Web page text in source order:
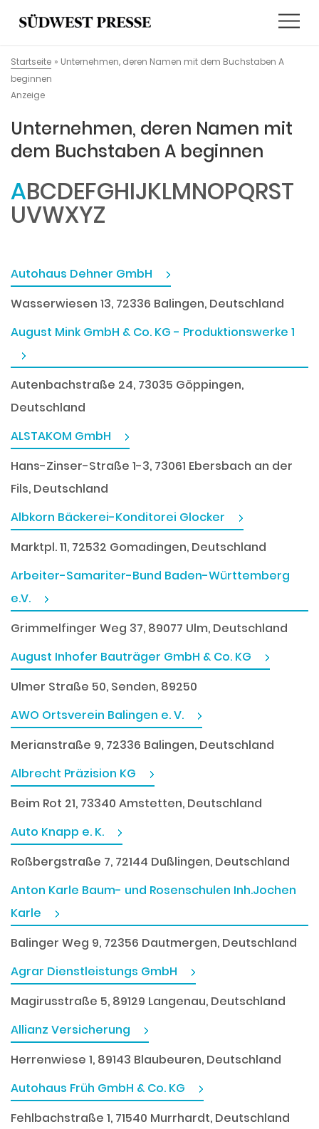
Startseite » Unternehmen, deren Namen mit dem Buchstaben A
beginnen
Anzeige
Unternehmen, deren Namen mit
dem Buchstaben A beginnen
ABCDEFGHIJKLMNOPQRST
UVWXYZ
Autohaus Dehner GmbH
Wasserwiesen 13, 72336 Balingen, Deutschland
August Mink GmbH & Co. KG - Produktionswerke 1
Autenbachstraße 24, 73035 Göppingen,
Deutschland
ALSTAKOM GmbH
Hans-Zinser-Straße 1-3, 73061 Ebersbach an der
Fils, Deutschland
Albkorn Bäckerei-Konditorei Glocker
Marktpl. 11, 72532 Gomadingen, Deutschland
Arbeiter-Samariter-Bund Baden-Württemberg
e.V.
Grimmelfinger Weg 37, 89077 Ulm, Deutschland
August Inhofer Bauträger GmbH & Co. KG
Ulmer Straße 50, Senden, 89250
AWO Ortsverein Balingen e. V.
Merianstraße 9, 72336 Balingen, Deutschland
Albrecht Präzision KG
Beim Rot 21, 73340 Amstetten, Deutschland
Auto Knapp e. K.
Roßbergstraße 7, 72144 Dußlingen, Deutschland
Anton Karle Baum- und Rosenschulen Inh.Jochen
Karle
Balinger Weg 9, 72356 Dautmergen, Deutschland
Agrar Dienstleistungs GmbH
Magirusstraße 5, 89129 Langenau, Deutschland
Allianz Versicherung
Herrenwiese 1, 89143 Blaubeuren, Deutschland
Autohaus Früh GmbH & Co. KG
Fehlbachstraße 1, 71540 Murrhardt, Deutschland